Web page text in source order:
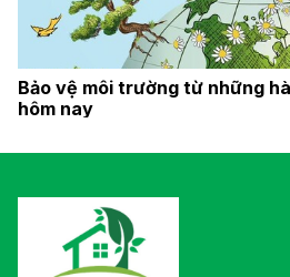
Bảo vệ môi trường từ những
hôm nay